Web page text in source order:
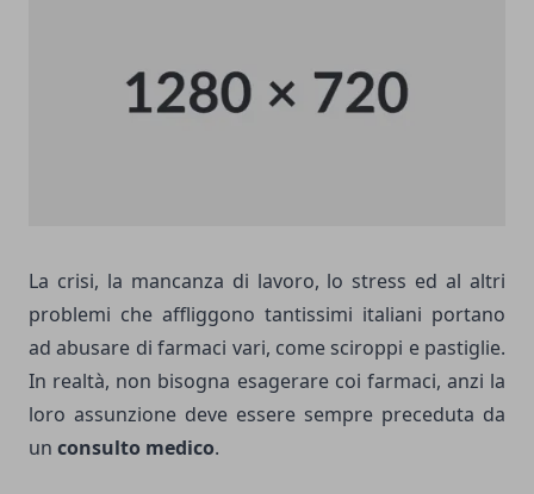
La crisi, la mancanza di lavoro, lo stress ed al altri
problemi che affliggono tantissimi italiani portano
ad abusare di farmaci vari, come sciroppi e pastiglie.
In realtà, non bisogna esagerare coi farmaci, anzi la
loro assunzione deve essere sempre preceduta da
un consulto medico.